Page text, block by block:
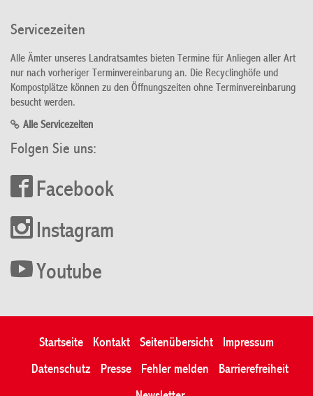
Servicezeiten
Alle Ämter unseres Landratsamtes bieten Termine für Anliegen aller Art
nur nach vorheriger Terminvereinbarung an. Die Recyclinghöfe und
Kompostplätze können zu den Öffnungszeiten ohne Terminvereinbarung
besucht werden.
Alle Servicezeiten
Folgen Sie uns:
Facebook
Instagram
Youtube
Startseite Kontakt Seitenübersicht
Impressum
Datenschutz
Presse Fehler melden
Barrierefreiheit